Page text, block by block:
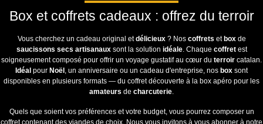
Box et coffrets cadeaux : offrez du terroir
Vous cherchez un cadeau original etdélicieux? Nos coffrets et boxde
saucissons secs artisanauxsont la solution idéale. Chaque coffretest
soigneusement composé pour offrir un voyage gustatif au cœur du terroir catalan.
Idéal pour Noël , un anniversaire ou un cadeau d'entreprise, nos box sont
disponibles en plusieurs formats — du coffret découverte à la box apéro pour les
amateurs de charcuterie.
Quels que soient vos préférences et votre budget, vous pourrez composer un
coffret contenant des viandes de choix. Nous vous invitons à vous abonner à notre